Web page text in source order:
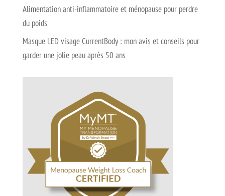
Alimentation anti-inflammatoire et ménopause pour perdre
du poids
Masque LED visage CurrentBody : mon avis et conseils pour
garder une jolie peau après 50 ans